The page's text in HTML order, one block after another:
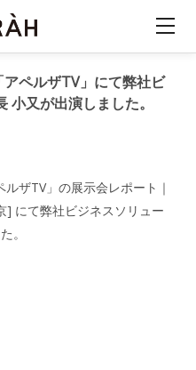
ペルザTV」にて弊社ビ
小又が出演しました。
ザTV」の展示会レポート｜
] にて弊社ビジネスソリュー
。